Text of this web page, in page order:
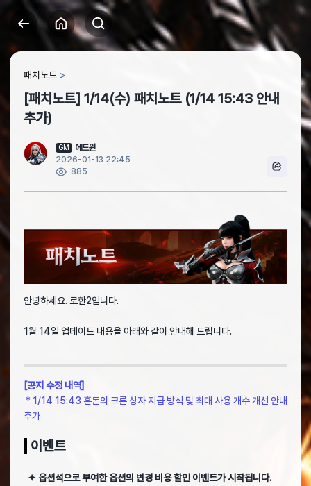
패치노트
[패치노트] 1/14(수) 패치노트 (1/14 15:43 안내
추가)
GM
에드윈
2026-01-13 22:45
885
안녕하세요. 로한2입니다.
1월 14일 업데이트 내용을 아래와 같이 안내해 드립니다.
[공지 수정 내역]
* 1/14 15:43 혼돈의 크론 상자 지급 방식 및 최대 사용 개수 개선 안내
추가
이벤트
✦ 옵션석으로 부여한 옵션의 변경 비용 할인 이벤트가 시작됩니다.